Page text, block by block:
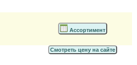
Ассортимент
Смотреть цену на сайте